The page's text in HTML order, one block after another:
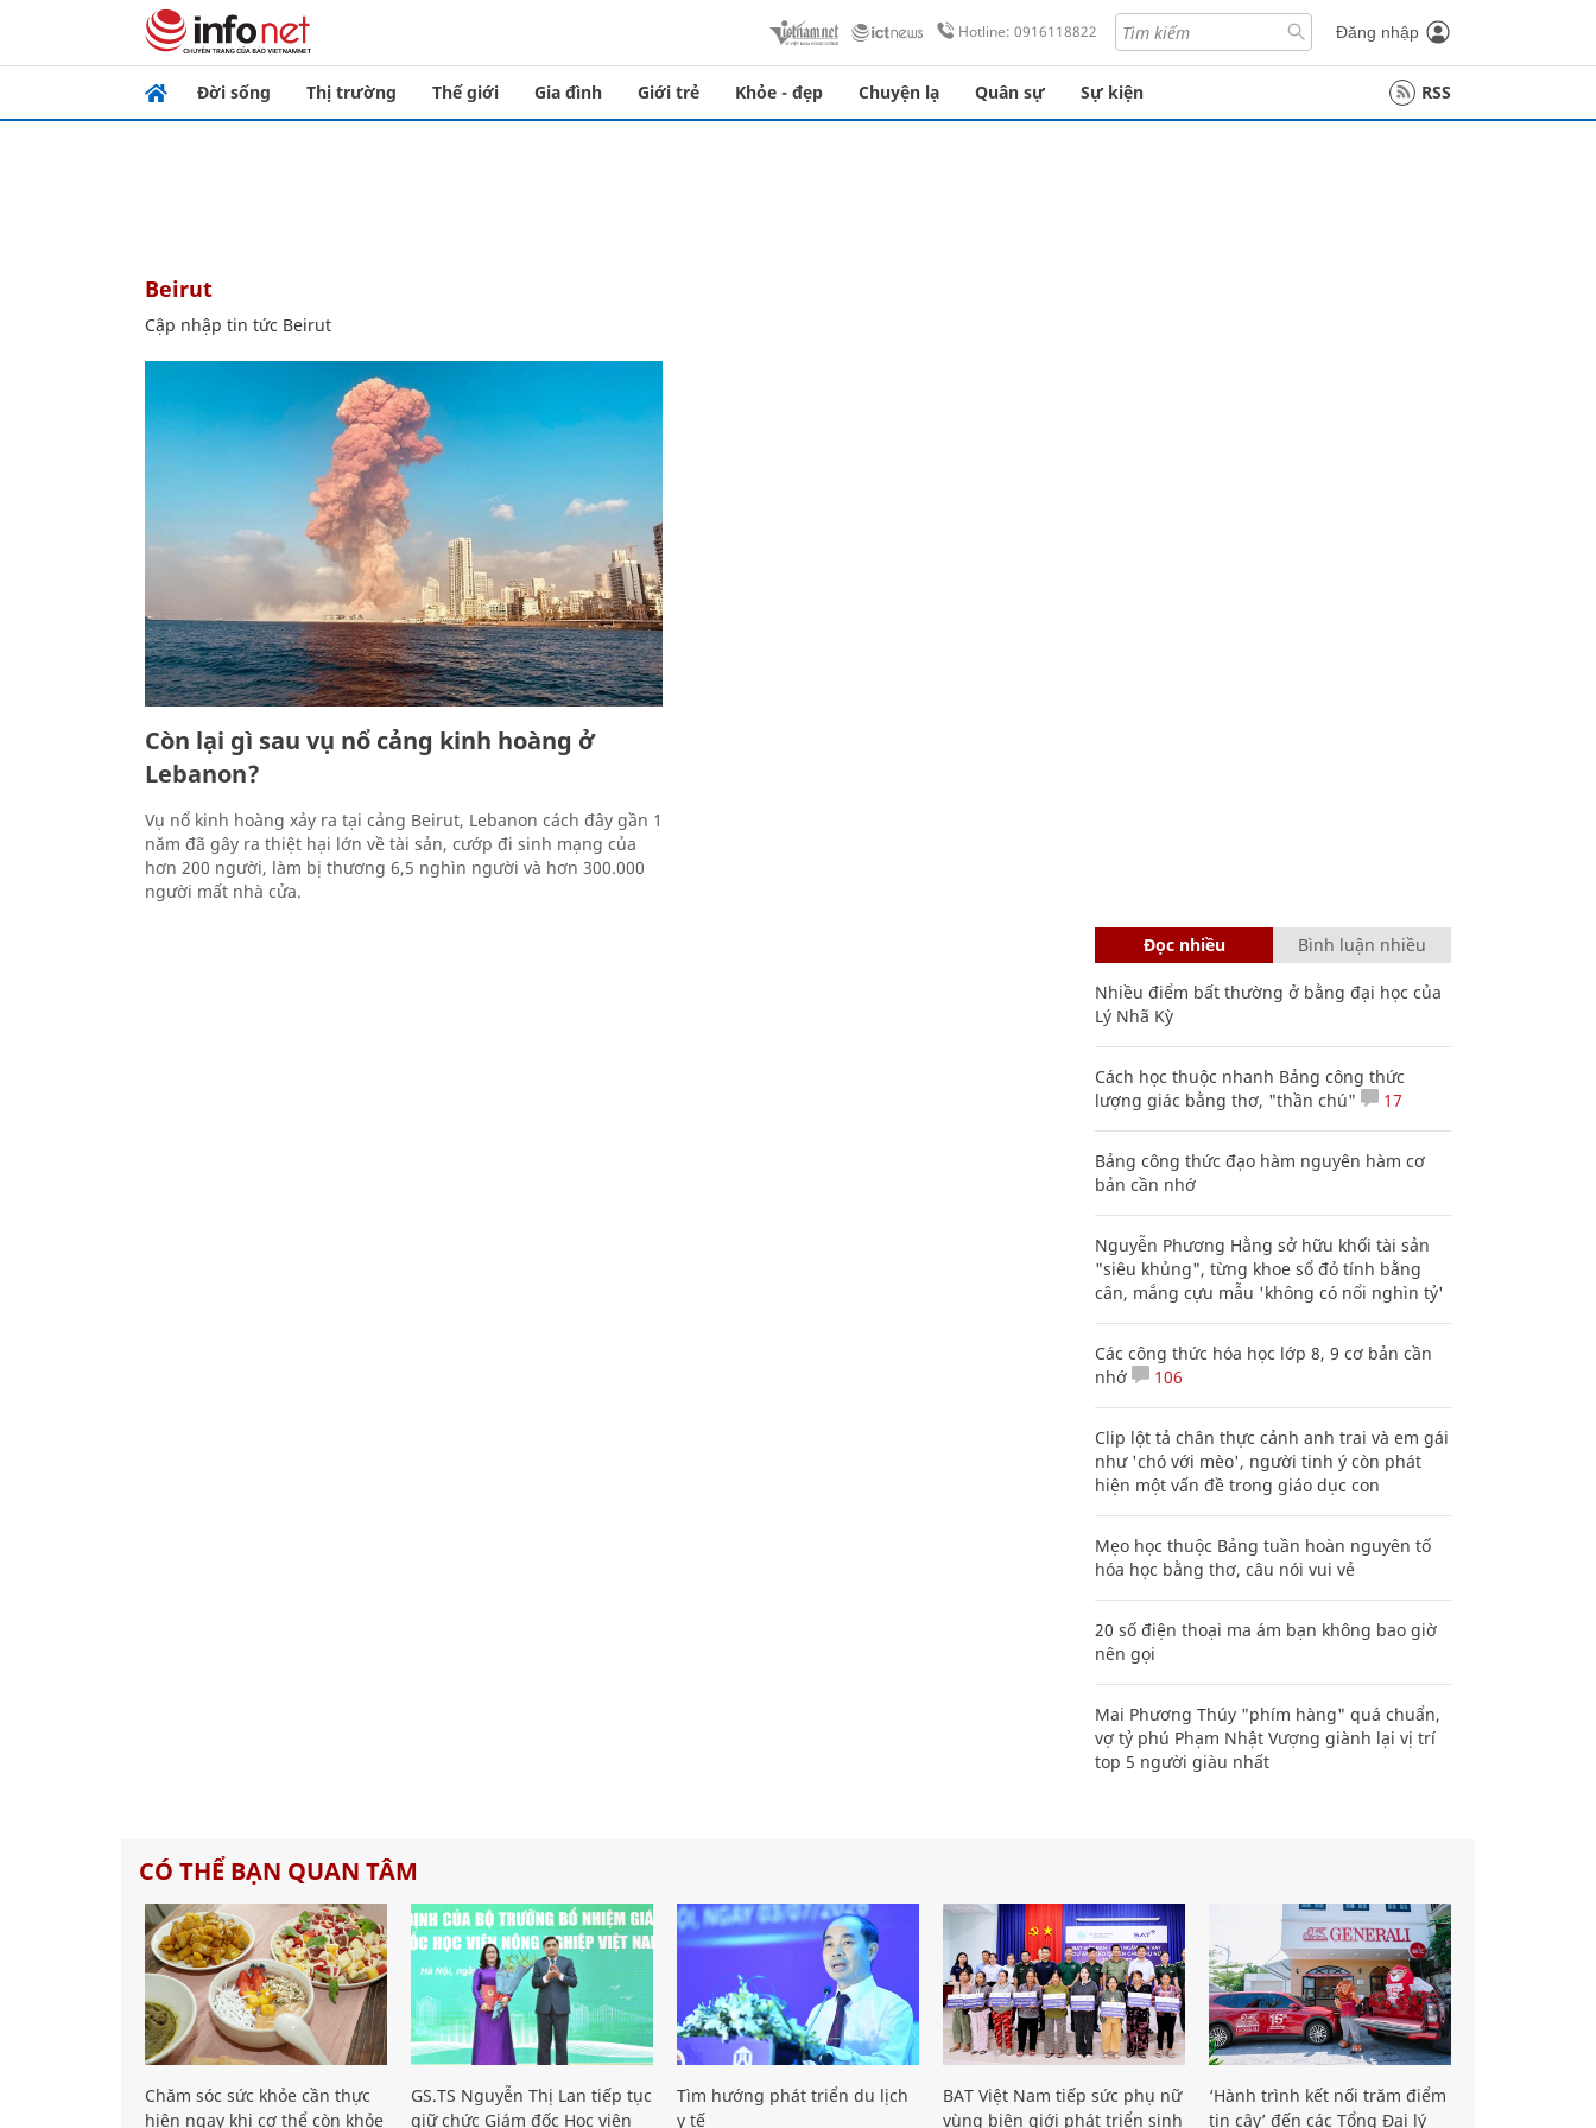
Hotline: 0916118822 Đăng nhập
Đời sống Thị trường Thế giới Gia đình Giới trẻ Khỏe - đẹp Chuyện lạ Quân sự Sự kiện RSS
Beirut
Cập nhập tin tức Beirut
Còn lại gì sau vụ nổ cảng kinh hoàng ở
Lebanon?
Vụ nổ kinh hoàng xảy ra tại cảng Beirut, Lebanon cách đây gần 1
năm đã gây ra thiệt hại lớn về tài sản, cướp đi sinh mạng của
hơn 200 người, làm bị thương 6,5 nghìn người và hơn 300.000
người mất nhà cửa.
Đọc nhiều Bình luận nhiều
Nhiều điểm bất thường ở bằng đại học của
Lý Nhã Kỳ
Cách học thuộc nhanh Bảng công thức
lượng giác bằng thơ, "thần chú"
17
Bảng công thức đạo hàm nguyên hàm cơ
bản cần nhớ
Nguyễn Phương Hằng sở hữu khối tài sản
"siêu khủng", từng khoe sổ đỏ tính bằng
cân, mắng cựu mẫu 'không có nổi nghìn tỷ'
Các công thức hóa học lớp 8, 9 cơ bản cần
nhớ
106
Clip lột tả chân thực cảnh anh trai và em gái
như 'chó với mèo', người tinh ý còn phát
hiện một vấn đề trong giáo dục con
Mẹo học thuộc Bảng tuần hoàn nguyên tố
hóa học bằng thơ, câu nói vui vẻ
20 số điện thoại ma ám bạn không bao giờ
nên gọi
Mai Phương Thúy "phím hàng" quá chuẩn,
vợ tỷ phú Phạm Nhật Vượng giành lại vị trí
top 5 người giàu nhất
CÓ THỂ BẠN QUAN TÂM
Chăm sóc sức khỏe cần thực
hiện ngay khi cơ thể còn khỏe
GS.TS Nguyễn Thị Lan tiếp tục
giữ chức Giám đốc Học viện
Tìm hướng phát triển du lịch
y tế
BAT Việt Nam tiếp sức phụ nữ
vùng biên giới phát triển sinh
‘Hành trình kết nối trăm điểm
tin cậy’ đến các Tổng Đại lý